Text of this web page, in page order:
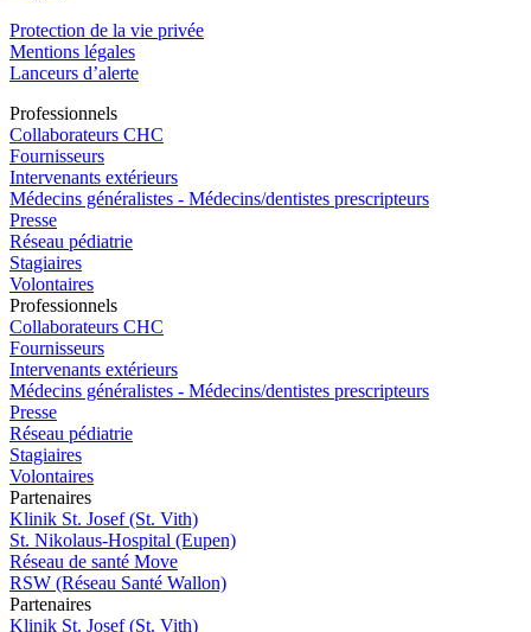
Protection de la vie privée
Mentions légales
Lanceurs d’alerte
Professionnels
Collaborateurs CHC
Fournisseurs
Intervenants extérieurs
Médecins généralistes - Médecins/dentistes prescripteurs
Presse
Réseau pédiatrie
Stagiaires
Volontaires
Professionnels
Collaborateurs CHC
Fournisseurs
Intervenants extérieurs
Médecins généralistes - Médecins/dentistes prescripteurs
Presse
Réseau pédiatrie
Stagiaires
Volontaires
Partenaires
Klinik St. Josef (St. Vith)
St. Nikolaus-Hospital (Eupen)
Réseau de santé Move
RSW (Réseau Santé Wallon)
Partenaires
Klinik St. Josef (St. Vith)